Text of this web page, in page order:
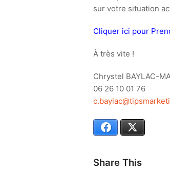
sur votre situation
Cliquer ici pour
À très vite !
Chrystel BAYLAC-
06 26 10 01 76
Facebook
Share This